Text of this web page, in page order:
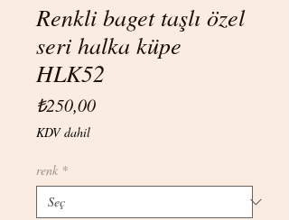
Renkli baget taşlı özel
seri halka küpe
HLK52
₺250,00Fiyat
KDV dahil
renk *